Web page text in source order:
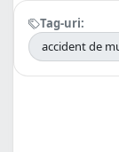
Tag-uri:
accident de